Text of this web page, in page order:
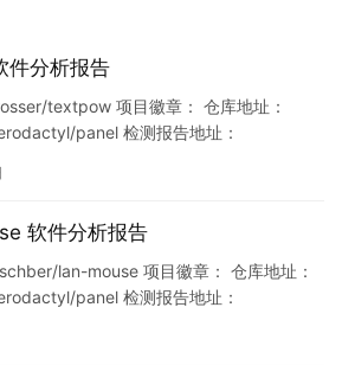
分析报告
textpow 项目徽章： 仓库地址：
panel 检测报告地址：
此报告由Murphysec提供 漏洞…
软件分析报告
lan-mouse 项目徽章： 仓库地址：
panel 检测报告地址：
此报告由Murphysec提供…